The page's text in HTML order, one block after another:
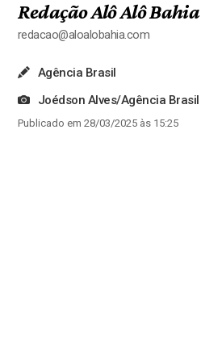
Redação Alô Alô Bahia
redacao@aloalobahia.com
Agência Brasil
Joédson Alves/Agência Brasil
Publicado em 28/03/2025 às 15:25